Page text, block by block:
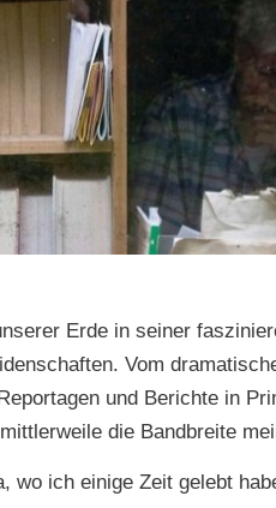
Erde in seiner
Vom
und Berichte in
die Bandbreite
wo ich einige Zeit gelebt